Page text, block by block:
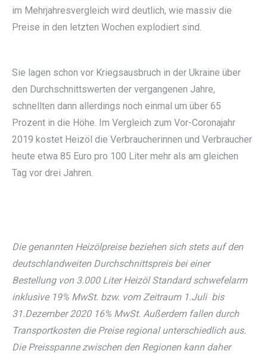
im Mehrjahresvergleich wird deutlich, wie massiv die
Preise in den letzten Wochen explodiert sind.
Sie lagen schon vor Kriegsausbruch in der Ukraine über
den Durchschnittswerten der vergangenen Jahre,
schnellten dann allerdings noch einmal um über 65
Prozent in die Höhe. Im Vergleich zum Vor-Coronajahr
2019 kostet Heizöl die Verbraucherinnen und Verbraucher
heute etwa 85 Euro pro 100 Liter mehr als am gleichen
Tag vor drei Jahren.
Die genannten Heizölpreise beziehen sich stets auf den
deutschlandweiten Durchschnittspreis bei einer
Bestellung von 3.000 Liter Heizöl Standard schwefelarm
inklusive 19% MwSt. bzw. vom Zeitraum 1.Juli bis
31.Dezember 2020 16% MwSt. Außerdem fallen durch
Transportkosten die Preise regional unterschiedlich aus.
Die Preisspanne zwischen den Regionen kann daher